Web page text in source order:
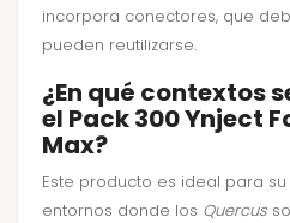
incorpora conectores, que
pueden reutilizarse.
¿En qué contextos
el Pack 300 Ynject
Max?
Este producto es ideal para
entornos donde los Quercus